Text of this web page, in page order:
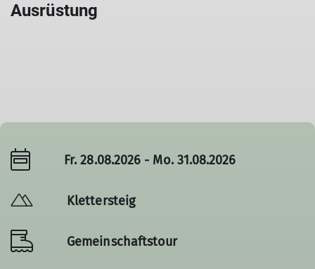
Ausrüstung
Fr. 28.08.2026 - Mo. 31.08.2026
Klettersteig
Gemeinschaftstour